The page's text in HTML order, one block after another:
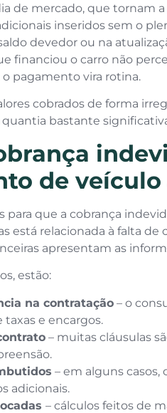
de mercado, que tornam
inseridos sem o
devedor ou na
financiou o carro não
pagamento vira rotina.
cobrados de forma
bastante
de veículo
para que a cobrança
está relacionada à falta
apresentam as
estão:
na contratação – o
taxas e encargos.
– muitas cláusulas
– em alguns
adicionais.
– cálculos feitos de